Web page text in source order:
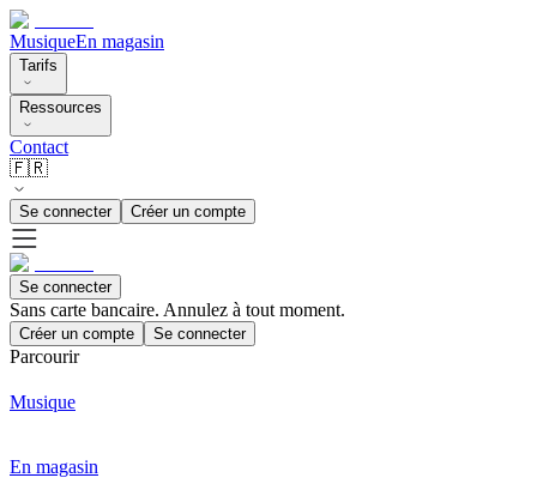
MusiqueEn magasin
Tarifs
Ressources
Contact
🇫🇷
Se connecter Créer un compte
Se connecter
Sans carte bancaire. Annulez à tout moment.
Créer un compte Se connecter
Parcourir
Musique
En magasin